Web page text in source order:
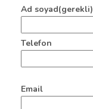
Ad soyad(gerekli)
Telefon
Email